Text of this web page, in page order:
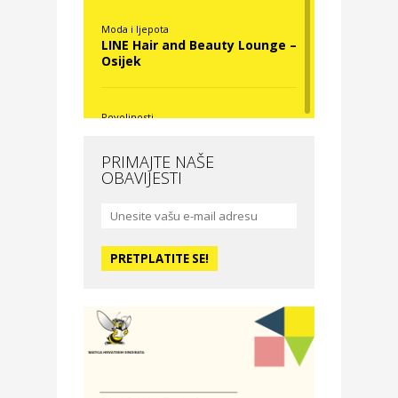
Moda i ljepota
LINE Hair and Beauty Lounge –
Osijek
Povoljnosti
Moda i ljepota
studio – Osijek
Zdravlje i osiguranje
PRIMAJTE NAŠE
OBAVIJESTI